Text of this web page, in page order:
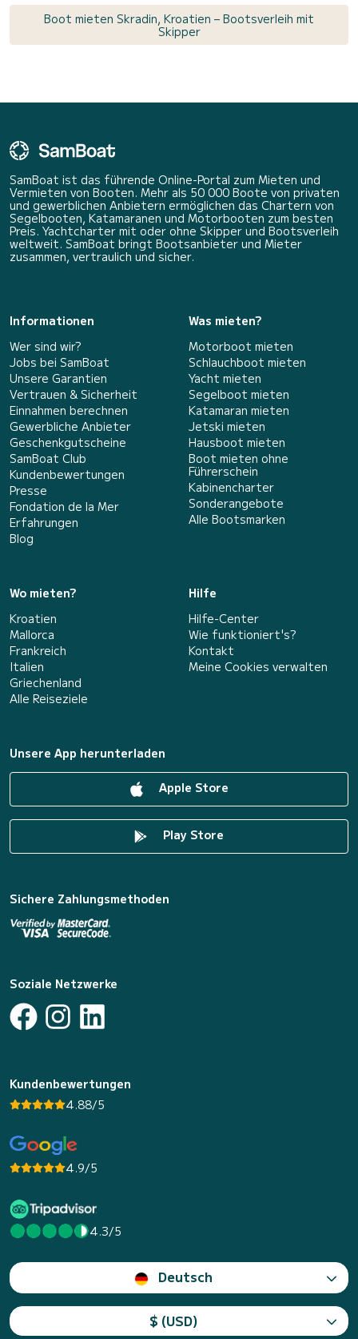
Boot mieten Skradin, Kroatien – Bootsverleih mit
Skipper
SamBoat ist das führende Online-Portal zum Mieten und
Vermieten von Booten. Mehr als 50 000 Boote von privaten
und gewerblichen Anbietern ermöglichen das Chartern von
Segelbooten, Katamaranen und Motorbooten zum besten
Preis. Yachtcharter mit oder ohne Skipper und Bootsverleih
weltweit. SamBoat bringt Bootsanbieter und Mieter
zusammen, vertraulich und sicher.
Informationen
Wer sind wir?
Jobs bei SamBoat
Unsere Garantien
Vertrauen & Sicherheit
Einnahmen berechnen
Gewerbliche Anbieter
Geschenkgutscheine
SamBoat Club
Kundenbewertungen
Presse
Fondation de la Mer
Erfahrungen
Blog
Was mieten?
Motorboot mieten
Schlauchboot mieten
Yacht mieten
Segelboot mieten
Katamaran mieten
Jetski mieten
Hausboot mieten
Boot mieten ohne
Führerschein
Kabinencharter
Sonderangebote
Alle Bootsmarken
Wo mieten?
Kroatien
Mallorca
Frankreich
Italien
Griechenland
Alle Reiseziele
Hilfe
Hilfe-Center
Wie funktioniert's?
Kontakt
Meine Cookies verwalten
Unsere App herunterladen
Apple Store
Play Store
Sichere Zahlungsmethoden
Soziale Netzwerke
Kundenbewertungen
4.88/5
4.9/5
4.3/5
Deutsch
$ (USD)